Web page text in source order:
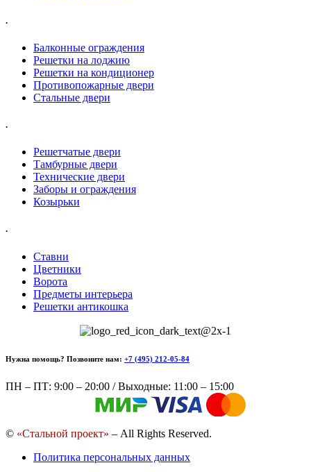
.
Балконные ограждения
Решетки на лоджию
Решетки на кондиционер
Противопожарные двери
Стальные двери
.
Решетчатые двери
Тамбурные двери
Технические двери
Заборы и ограждения
Козырьки
.
Ставни
Цветники
Ворота
Предметы интерьера
Решетки антикошка
Нужна помощь? Позвоните нам: +7 (495) 212-05-84
ПН – ПТ: 9:00 – 20:00 / Выходные: 11:00 – 15:00
© «Стальной проект» – All Rights Reserved.
Политика персональных данных